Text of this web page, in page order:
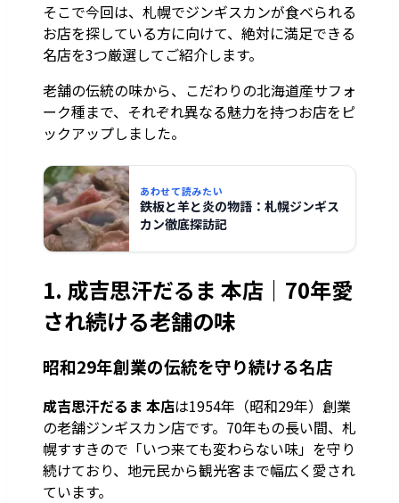
そこで今回は、札幌でジンギスカンが食べられる
お店を探している方に向けて、絶対に満足できる
名店を3つ厳選してご紹介します。
老舗の伝統の味から、こだわりの北海道産サフォ
ーク種まで、それぞれ異なる魅力を持つお店をピ
ックアップしました。
あわせて読みたい
鉄板と羊と炎の物語：札幌ジンギス
カン徹底探訪記
1. 成吉思汗だるま 本店｜70年愛
され続ける老舗の味
昭和29年創業の伝統を守り続ける名店
成吉思汗だるま 本店は1954年（昭和29年）創業
の老舗ジンギスカン店です。70年もの長い間、札
幌すすきので「いつ来ても変わらない味」を守り
続けており、地元民から観光客まで幅広く愛され
ています。